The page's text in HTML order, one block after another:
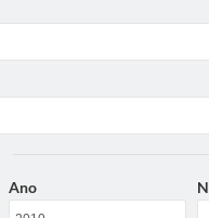
Ano